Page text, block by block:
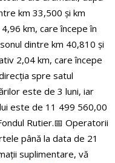
km 33,500 și km
km, care începe în
dintre km 40,810 și
2,04 km, care începe
spre satul
este de 3 luni, iar
este de 11 499 560,00
Rutier.📅 Operatorii
până la data de 21
suplimentare, vă